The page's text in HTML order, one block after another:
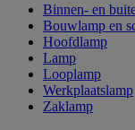
Binnen- en
Bouwlamp en
Hoofdlamp
Lamp
Looplamp
Werkplaatslamp
Zaklamp